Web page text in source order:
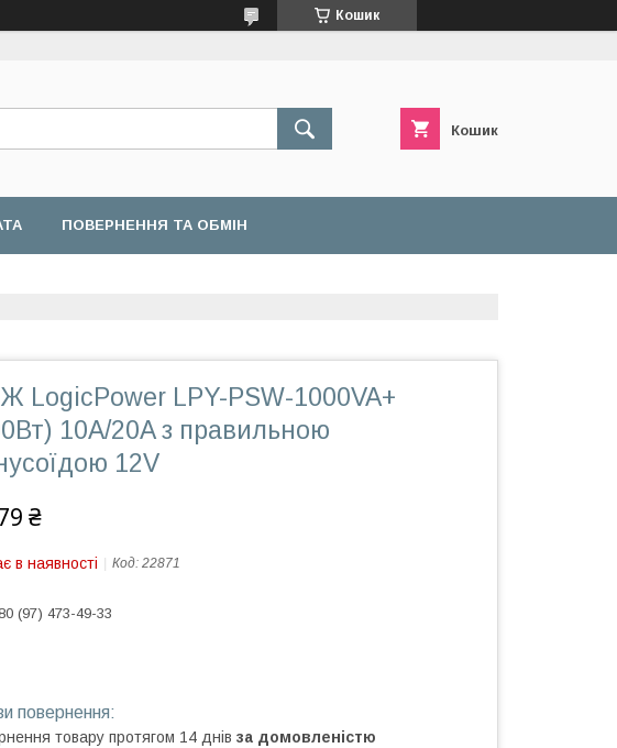
Кошик
Кошик
ПОВЕРНЕННЯ ТА ОБМІН
LogicPower LPY-PSW-1000VA+
10A/20A з правильною
12V
₴
в наявності Код: 22871
(97) 473-49-33
товару протягом 14 днів за домовленістю